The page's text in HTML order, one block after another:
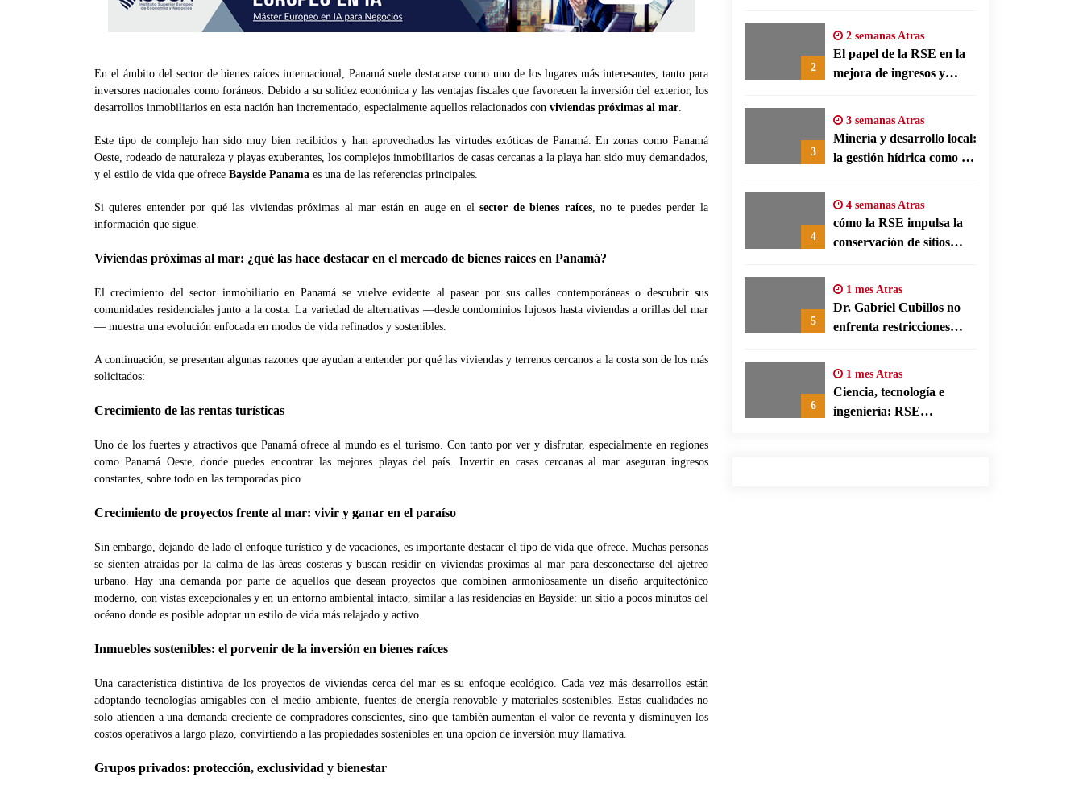
En el ámbito del sector de bienes raíces internacional, Panamá suele destacarse como uno de los lugares más interesantes, tanto para
inversores nacionales como foráneos. Debido a su solidez económica y las ventajas fiscales que favorecen la inversión del exterior, los
desarrollos inmobiliarios en esta nación han incrementado, especialmente aquellos relacionados con viviendas próximas al mar.
Este tipo de complejo han sido muy bien recibidos y han aprovechados las virtudes exóticas de Panamá. En zonas como Panamá
Oeste, rodeado de naturaleza y playas exuberantes, los complejos inmobiliarios de casas cercanas a la playa han sido muy demandados,
y el estilo de vida que ofrece Bayside Panama es una de las referencias principales.
Si quieres entender por qué las viviendas próximas al mar están en auge en elsector de bienes raíces, no te puedes perder la
información que sigue.
Viviendas próximas al mar: ¿qué las hace destacar en el mercado de bienes raíces en Panamá?
El crecimiento del sector inmobiliario en Panamá se vuelve evidente al pasear por sus calles contemporáneas o descubrir sus
comunidades residenciales junto a la costa. La variedad de alternativas —desde condominios lujosos hasta viviendas a orillas del mar
— muestra una evolución enfocada en modos de vida refinados y sostenibles.
A continuación, se presentan algunas razones que ayudan a entender por qué las viviendas y terrenos cercanos a la costa son de los más
solicitados:
Crecimiento de las rentas turísticas
Uno de los fuertes y atractivos que Panamá ofrece al mundo es el turismo. Con tanto por ver y disfrutar, especialmente en regiones
como Panamá Oeste, donde puedes encontrar las mejores playas del país. Invertir en casas cercanas al mar aseguran ingresos
constantes, sobre todo en las temporadas pico.
Crecimiento de proyectos frente al mar: vivir y ganar en el paraíso
Sin embargo, dejando de lado el enfoque turístico y de vacaciones, es importante destacar el tipo de vida que ofrece. Muchas personas
se sienten atraídas por la calma de las áreas costeras y buscan residir en viviendas próximas al mar para desconectarse del ajetreo
urbano. Hay una demanda por parte de aquellos que desean proyectos que combinen armoniosamente un diseño arquitectónico
moderno, con vistas excepcionales y en un entorno ambiental intacto, similar a las residencias en Bayside: un sitio a pocos minutos del
océano donde es posible adoptar un estilo de vida más relajado y activo.
Inmuebles sostenibles: el porvenir de la inversión en bienes raíces
Una característica distintiva de los proyectos de viviendas cerca del mar es su enfoque ecológico. Cada vez más desarrollos están
adoptando tecnologías amigables con el medio ambiente, fuentes de energía renovable y materiales sostenibles. Estas cualidades no
solo atienden a una demanda creciente de compradores conscientes, sino que también aumentan el valor de reventa y disminuyen los
costos operativos a largo plazo, convirtiendo a las propiedades sostenibles en una opción de inversión muy llamativa.
Grupos privados: protección, exclusividad y bienestar
fabriles alemanes
2
2 semanas Atras
El papel de la RSE en la
mejora de ingresos y
3
3 semanas Atras
Minería y desarrollo local:
la gestión hídrica como eje
4
4 semanas Atras
cómo la RSE impulsa la
conservación de sitios
5
1 mes Atras
Dr. Gabriel Cubillos no
enfrenta restricciones
6
1 mes Atras
Ciencia, tecnología e
ingeniería: RSE